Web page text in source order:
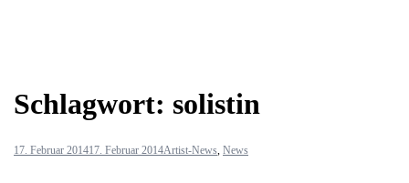
Schlagwort: solistin
17. Februar 201417. Februar 2014Artist-News, News